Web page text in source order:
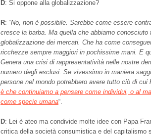
D: Si oppone alla globalizzazione?
R: “No, non è possibile. Sarebbe come essere
cresce la barba. Ma quella che abbiamo conosciuto
globalizzazione dei mercati. Che ha come
ricchezze sempre maggiori in pochissime mani. E
Genera una crisi di rappresentatività nelle nostre
numero degli esclusi. Se vivessimo in maniera
persone nel mondo potrebbero avere tutto ciò di cui
è che continuiamo a pensare come individui, o al
come specie umana“.
D: Lei è ateo ma condivide molte idee con Papa
critica della società consumistica e del capitalismo